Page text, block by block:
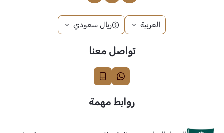
العربية ريال سعودي
تواصل معنا
روابط مهمة